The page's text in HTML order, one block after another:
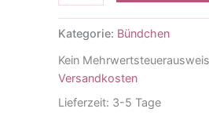
Kategorie: Bündchen
Kein
Versandkosten
Lieferzeit: 3-5 Tage